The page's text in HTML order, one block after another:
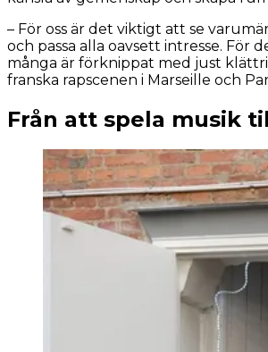
– För oss är det viktigt att se
och passa alla oavsett intresse. För
många är förknippat med just
franska rapscenen i Marseille och
Från att spela musik